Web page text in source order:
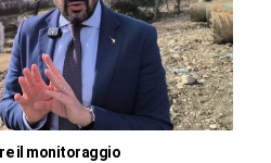
il monitoraggio